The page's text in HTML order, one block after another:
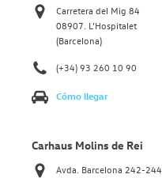
Carretera del Mig 84
08907. L’Hospitalet
(Barcelona)
(+34) 93 260 10 90
Cómo llegar
Carhaus Molins de Rei
Avda. Barcelona 242-244